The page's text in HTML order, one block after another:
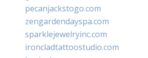
pecanjackstogo.com
zengardendayspa.com
sparklejewelryinc.com
ironcladtattoostudio.com